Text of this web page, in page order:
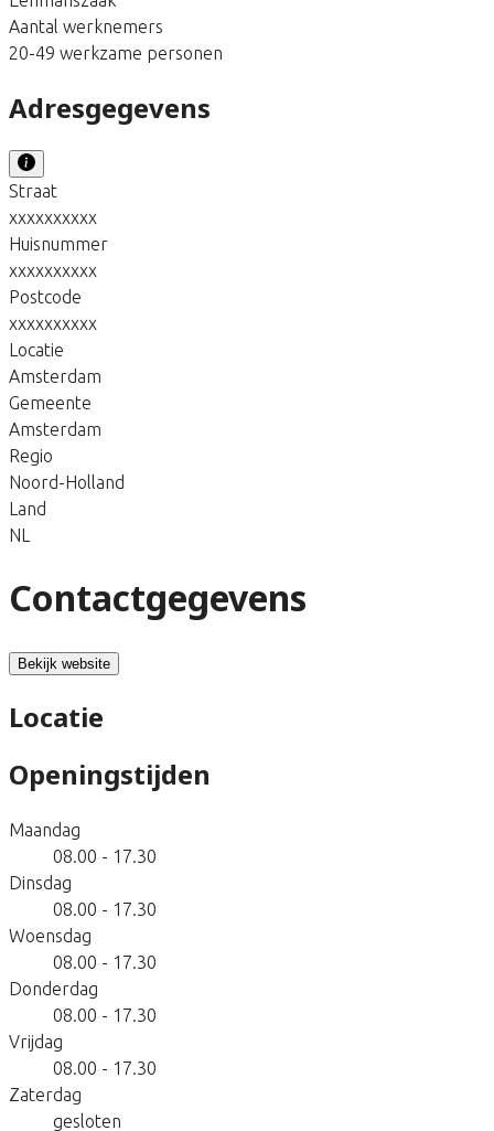
Aantal werknemers
20-49 werkzame personen
Adresgegevens
Straat
xxxxxxxxxx
Huisnummer
xxxxxxxxxx
Postcode
xxxxxxxxxx
Locatie
Amsterdam
Gemeente
Amsterdam
Regio
Noord-Holland
Land
NL
Contactgegevens
Bekijk website
Locatie
Openingstijden
Maandag
08.00 - 17.30
Dinsdag
08.00 - 17.30
Woensdag
08.00 - 17.30
Donderdag
08.00 - 17.30
Vrijdag
08.00 - 17.30
Zaterdag
gesloten